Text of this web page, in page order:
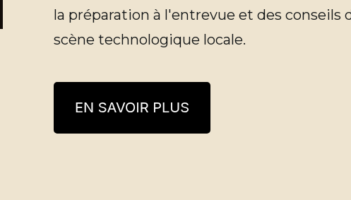
la préparation à l'entrevue et des conseils
scène technologique locale.